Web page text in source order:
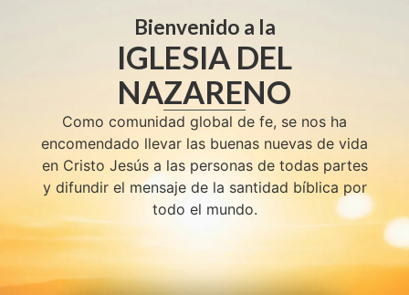
Bienvenido a la
IGLESIA DEL
NAZARENO
Como comunidad global de fe, se nos ha
encomendado llevar las buenas nuevas de vida
en Cristo Jesús a las personas de todas partes
y difundir el mensaje de la santidad bíblica por
todo el mundo.